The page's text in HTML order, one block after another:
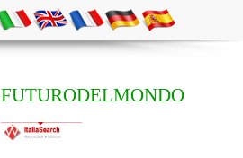
FUTURODELMONDO